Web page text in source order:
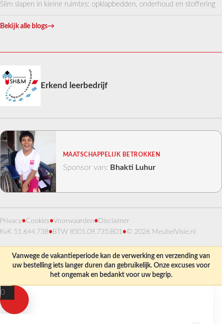
Slim slapen in kleine ruimtes: opklapbedden, onderhoud en stoffering
Bekijk alle blogs→
Erkend leerbedrijf
MAATSCHAPPELIJK BETROKKEN
Sponsor van: Bhakti Luhur
Privacy•Cookies•Voorwaarden• Disclaimer
KvK 51.644.738• BTW 8501.09.735.B01•© 2026 MeubelVisie.nl
Vanwege de vakantieperiode kan de verwerking en verzending van
uw bestelling iets langer duren dan gebruikelijk. Onze excuses voor
het ongemak en bedankt voor uw begrip.
0